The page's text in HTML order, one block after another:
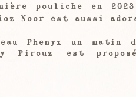
pouliche en
Noor est aussi
Phenyx un matin
Pirouz est